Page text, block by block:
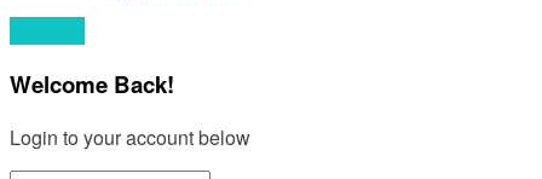
Welcome Back!
Login to your account below